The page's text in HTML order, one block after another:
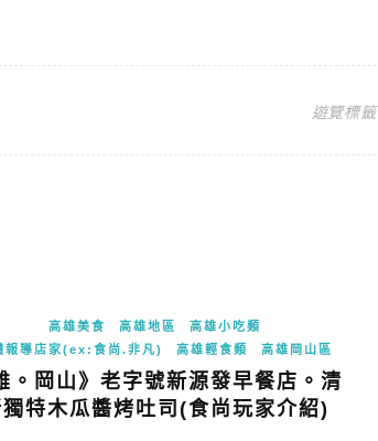
遊覽標籤
高雄美食 高雄地區
高雄小吃類
報導店家(ex:食尚.非凡)
高雄輕食類 高雄岡山區
。岡山》老字號新源發早餐店。清
特木瓜醬烤吐司(食尚玩家介紹)